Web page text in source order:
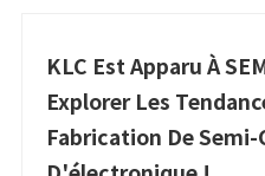
KLC Est Apparu À
Explorer Les
Fabrication De